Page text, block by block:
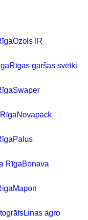
Ozols IR
Rīgas garšas svētki
Swaper
Novapack
Palus
Bonava
Mapon
Linas agro